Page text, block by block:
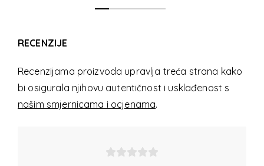
RECENZIJE
Recenzijama proizvoda upravlja treća strana kako
bi osigurala njihovu autentičnost i usklađenost s
našim smjernicama i ocjenama.